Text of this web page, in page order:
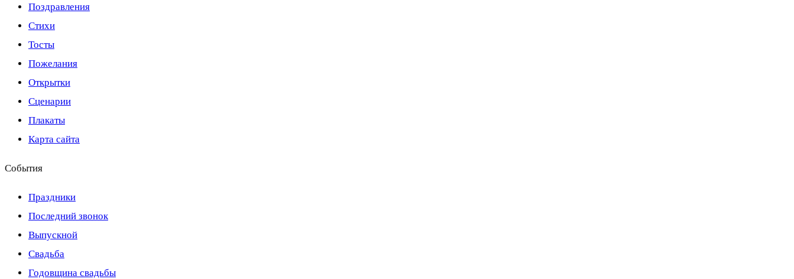
Поздравления
Стихи
Тосты
Пожелания
Открытки
Сценарии
Плакаты
Карта сайта
События
Праздники
Последний звонок
Выпускной
Свадьба
Годовщина свадьбы